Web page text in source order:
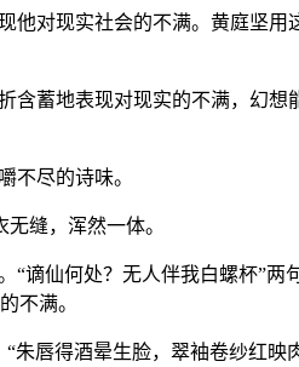
他对现实社会的不满。黄庭坚用
含蓄地表现对现实的不满，幻想
不尽的诗味。
缝，浑然一体。
谪仙何处？无人伴我白螺杯”两
不满。
朱唇得酒晕生脸，翠袖卷纱红映